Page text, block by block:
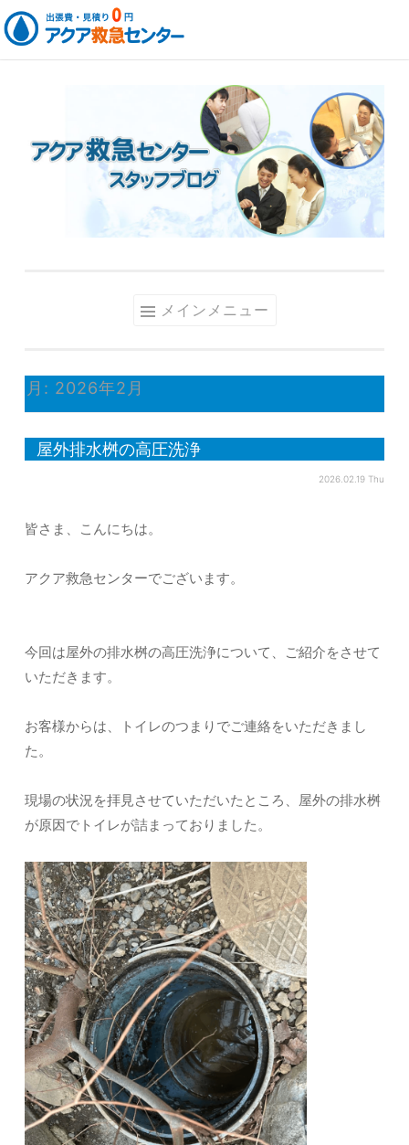
テ
メインメニュー
月: 2026年2月
屋外排水桝の高圧洗浄
2026.02.19 Thu
皆さま、こんにちは。
アクア救急センターでございます。
今回は屋外の排水桝の高圧洗浄について、ご紹介をさせて
いただきます。
お客様からは、トイレのつまりでご連絡をいただきまし
た。
現場の状況を拝見させていただいたところ、屋外の排水桝
が原因でトイレが詰まっておりました。